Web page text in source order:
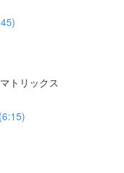
トリックス